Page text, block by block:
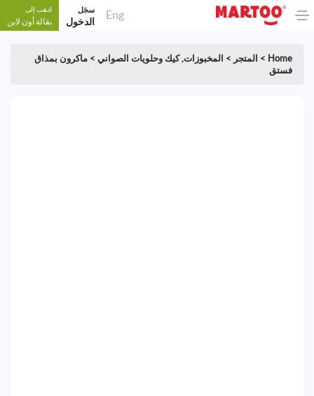
Eng سجَل
الدخول
اذهب إلى
بقالة أون لاين
Home
> المتجر > المخبوزات,كيك وحلويات الصواني > ماكرون بمذاق
فستق